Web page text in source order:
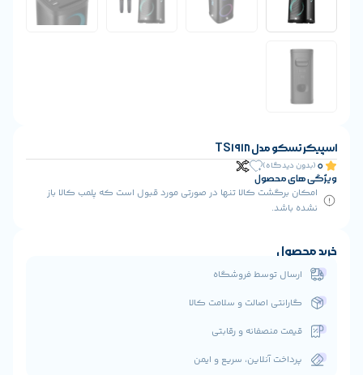
تنها در صورتی مورد قبول است که پلمب کالا باز
فروشگاه
و سلامت کالا
و رقابتی
سریع و ایمن